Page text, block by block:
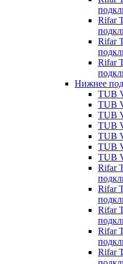
Rifar
Rifar
Rifar
Нижнее
TUB
TUB
TUB
TUB
TUB
TUB
TUB
Rifar
Rifar
Rifar
Rifar
Rifar